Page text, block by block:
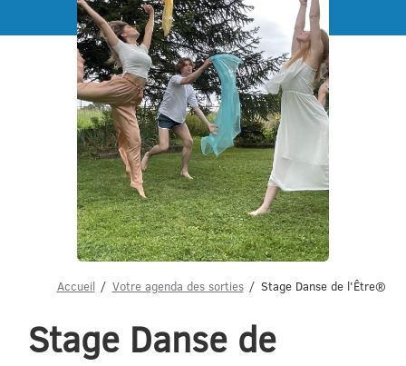
Menu
Accueil Votre agenda des sorties Stage Danse de l'Être®
Stage Danse de